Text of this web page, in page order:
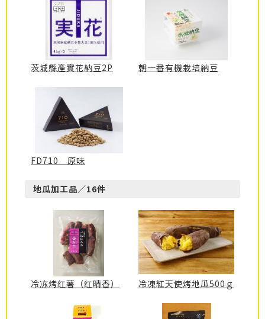
茨城縣產實花納豆2P 朝一番有機栽培納豆
FD710 原味
地瓜加工品／16件
冷冻烤红薯（红晴香） 冷凍紅天使烤地瓜500ｇ